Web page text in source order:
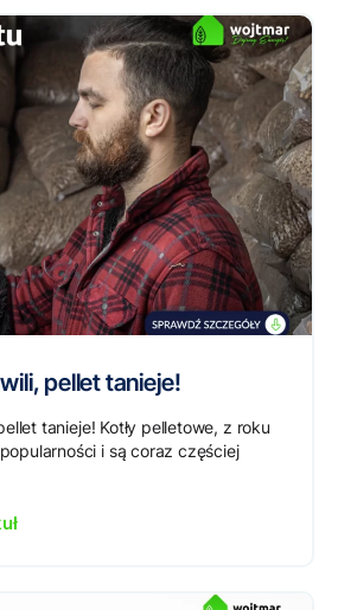
pellet tanieje!
tanieje! Kotły pelletowe, z roku
i są coraz częściej